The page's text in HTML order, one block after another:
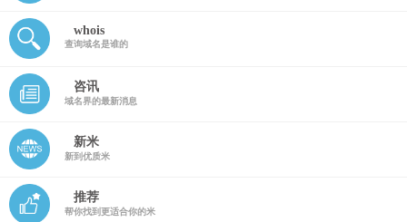
whois
查询域名是谁的
咨讯
域名界的最新消息
新米
新到优质米
推荐
帮你找到更适合你的米